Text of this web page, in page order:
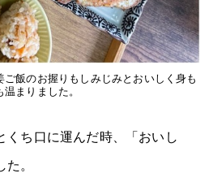
飯のお握りもしみじみとおいしく身も
温まりました。
くち口に運んだ時、「おいし
。